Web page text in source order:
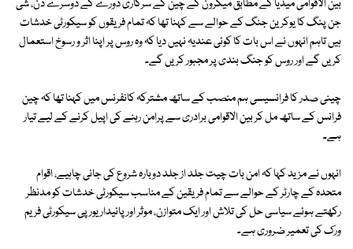
بین الاقوامی میڈیا کے مطابق میکرون کے چین کے سرکاری دورے کے دوسرے دن، شی
جن پنگ کا یوکرین جنگ کے حوالے سے کہنا تھا کہ تمام فریقوں کو سیکورٹی خدشات
ہیں تاہم انہوں نے اس بات کا کوئی عندیہ نہیں دیا کہ وہ روس پر اپنا اثر و رسوخ استعمال
کریں گے اور روس کو جنگ بندی پر مجبور کریں گے۔
چینی صدر کا فرانسیسی ہم منصب کے ساتھ مشترکہ کانفرنس میں کہنا تھا کہ چین
فرانس کے ساتھ مل کر بین الاقوامی برادری سے پرامن رہنے کی اپیل کرنے کے لیے تیار
ہے۔
انہوں نے مزید کہا کہ امن بات چیت جلد از جلد دوبارہ شروع کی جانی چاہیے، اقوام
متحدہ کے چارٹر کے حوالے سے تمام فریقین کے مناسب سیکورٹی خدشات کو مدنظر
رکھتے ہوئے سیاسی حل کی تلاش اور ایک متوازن، موثر اور پائیدار یورپی سیکورٹی فریم
ورک کی تعمیر ضروری ہے۔